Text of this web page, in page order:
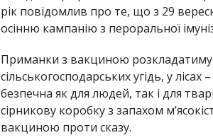
рік повідомлив про те, що з 29
осінню кампанію з пероральної
Приманки з вакциною
сільськогосподарських угідь, у
безпечна як для людей, так і для
сірникову коробку з запахом
вакциною проти сказу.